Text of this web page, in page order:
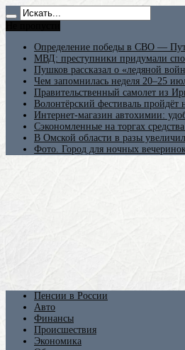
Определение победы в СВО —
МВД: преступники придумали
Пушков рассказал о «ледяной
Чем запомнилась неделя 20–25
Правительственный самолет из
Волонтёрский фестиваль
Интернет-магазин автохимии:
Сэкономленные на торгах
В Омской области в разы
Фото. Город для ночных
Пенсии в России
Авто
Финансы
Происшествия
Экономика